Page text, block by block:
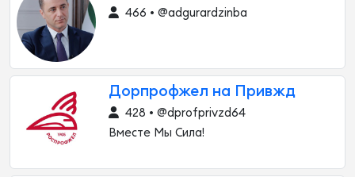
466 • @adgurardzinba
Дорпрофжел на Привжд
428 • @dprofprivzd64
Вместе Мы Сила!